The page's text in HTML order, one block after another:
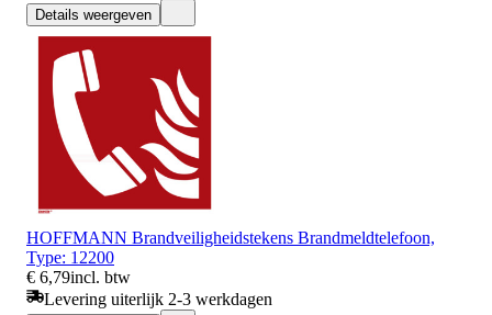
Details weergeven
HOFFMANN Brandveiligheidstekens Brandmeldtelefoon,
Type: 12200
€ 6,79incl. btw
Levering uiterlijk 2-3 werkdagen